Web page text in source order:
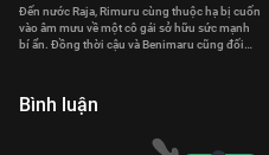
Đến nước Raja, Rimuru cùng thuộc hạ bị cuốn
vào âm mưu về một cô gái sở hữu sức mạnh
bí ẩn. Đồng thời cậu và Benimaru cũng đối
Bình luận